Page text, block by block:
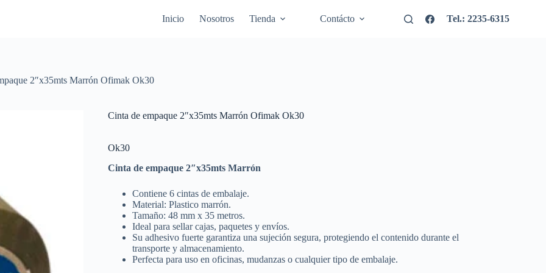
Inicio Nosotros Tienda Contácto Tel.: 2235-6315
2″x35mts Marrón Ofimak Ok30
Cinta de empaque 2″x35mts Marrón Ofimak Ok30
Ok30
Cinta de empaque 2″x35mts Marrón
Contiene 6 cintas de embalaje.
Material: Plastico marrón.
Tamaño: 48 mm x 35 metros.
Ideal para sellar cajas, paquetes y envíos.
Su adhesivo fuerte garantiza una sujeción segura, protegiendo el contenido durante el
transporte y almacenamiento.
Perfecta para uso en oficinas, mudanzas o cualquier tipo de embalaje.